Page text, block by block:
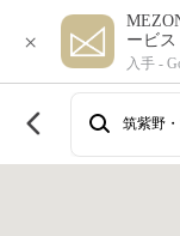
×
ービス
入手 -
筑紫野